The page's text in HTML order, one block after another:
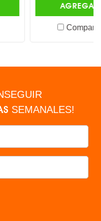
AGREGAR
Comparar
SEMANALES!